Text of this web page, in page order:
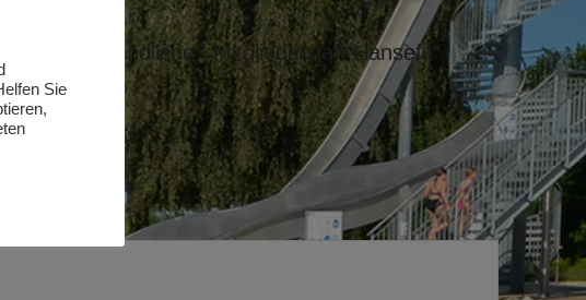
Jugendliche | Mitgliedschaft Hansefit“
Sie